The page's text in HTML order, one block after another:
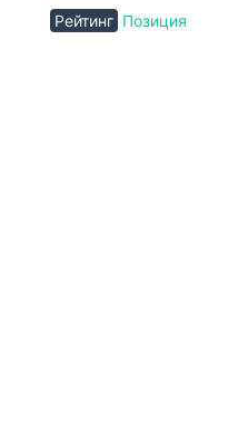
Рейтинг Позиция